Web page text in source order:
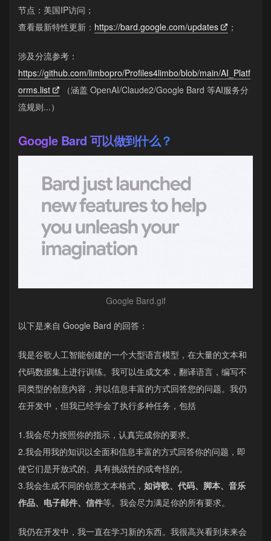
节点：美国IP访问；
查看最新特性更新： https://bard.google.com/updates ；
涉及分流参考：
https://github.com/limbopro/Profiles4limbo/blob/main/AI_Platf
orms.list
（涵盖 OpenAI/Claude2/Google Bard 等AI服务分
流规则...）
Google Bard 可以做到什么？
Google Bard.gif
以下是来自 Google Bard 的回答：
我是谷歌人工智能创建的一个大型语言模型，在大量的文本和
代码数据集上进行训练。我可以生成文本，翻译语言，编写不
同类型的创意内容，并以信息丰富的方式回答您的问题。我仍
在开发中，但我已经学会了执行多种任务，包括
1.我会尽力按照你的指示，认真完成你的要求。
2.我会用我的知识以全面和信息丰富的方式回答你的问题，即
使它们是开放式的、具有挑战性的或奇怪的。
3.我会生成不同的创意文本格式， 如诗歌、代码、脚本、音乐
作品、电子邮件、信件等。我会尽力满足你的所有要求。
我仍在开发中，我一直在学习新的东西。我很高兴看到未来会